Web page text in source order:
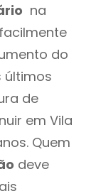
na
do
últimos
de
em Vila
Quem
deve